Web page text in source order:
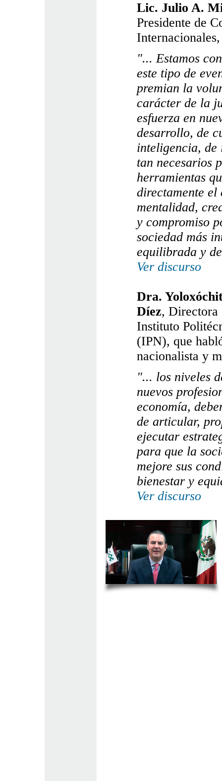
Lic. Julio A.
Presidente de
"... Estamos
este tipo de
premian la
carácter de la
esfuerza en
desarrollo, de
inteligencia, de
tan necesarios
herramientas
directamente el
mentalidad,
y compromiso
sociedad más
equilibrada y
Ver discurso
Dra.
Díez, Directora
Instituto
(IPN), que
nacionalista y
"... los niveles
nuevos
economía,
de articular,
ejecutar
para que la
mejore sus
bienestar y
Ver discurso